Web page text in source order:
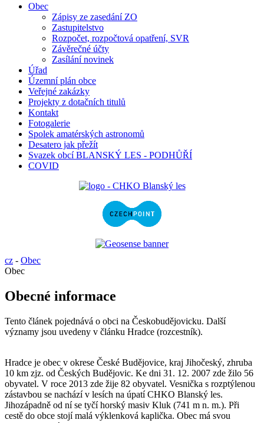
Obec
Zápisy ze zasedání ZO
Zastupitelstvo
Rozpočet, rozpočtová opatření, SVR
Závěrečné účty
Zasílání novinek
Úřad
Územní plán obce
Veřejné zakázky
Projekty z dotačních titulů
Kontakt
Fotogalerie
Spolek amatérských astronomů
Desatero jak přežít
Svazek obcí BLANSKÝ LES - PODHŮŘÍ
COVID
cz - Obec
Obec
Obecné informace
Tento článek pojednává o obci na Českobudějovicku. Další
významy jsou uvedeny v článku Hradce (rozcestník).
Hradce je obec v okrese České Budějovice, kraj Jihočeský, zhruba
10 km zjz. od Českých Budějovic. Ke dni 31. 12. 2007 zde žilo 56
obyvatel. V roce 2013 zde žije 82 obyvatel. Vesnička s rozptýlenou
zástavbou se nachází v lesích na úpatí CHKO Blanský les.
Jihozápadně od ní se tyčí horský masiv Kluk (741 m n. m.). Při
cestě do obce stojí malá výklenková kaplička. Obec má svou